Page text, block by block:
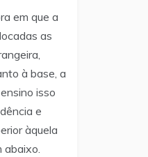
em que a
as
à base, a
isso
e
àquela
abaixo.